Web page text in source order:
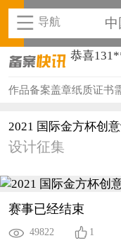
导航
恭喜
恭喜
恭喜
恭喜
恭喜
恭喜
恭喜
作品备案盖章纸质证书
2021 国际金方杯创
设计征集
赛事已经结束
49822 1